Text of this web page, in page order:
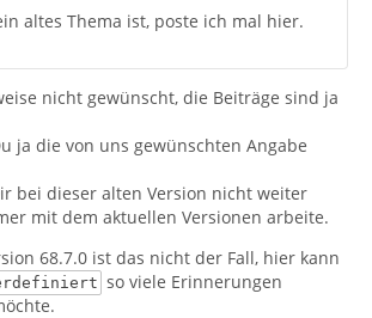
altes Thema ist, poste ich mal hier.
nicht gewünscht, die Beiträge sind ja
ja die von uns gewünschten Angabe
bei dieser alten Version nicht weiter
mit dem aktuellen Versionen arbeite.
68.7.0 ist das nicht der Fall, hier kann
so viele Erinnerungen